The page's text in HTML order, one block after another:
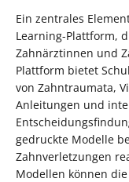
Ein zentrales
Learning-Plattform,
Zahnärztinnen und
Plattform bietet
von Zahntraumata,
Anleitungen und
gedruckte Modelle
Zahnverletzungen
Modellen können